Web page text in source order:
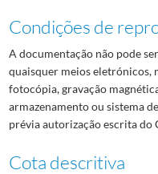
Condições de
A documentação não pode
quaisquer meios eletrónicos,
fotocópia, gravação
armazenamento ou sistema
prévia autorização escrita
Cota descritiva